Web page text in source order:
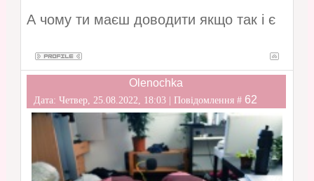
А чому ти маєш доводити якщо так і є
Olenochka
Дата: Четвер, 25.08.2022, 18:03 | Повідомлення # 62